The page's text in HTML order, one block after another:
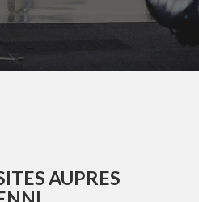
AUPRES